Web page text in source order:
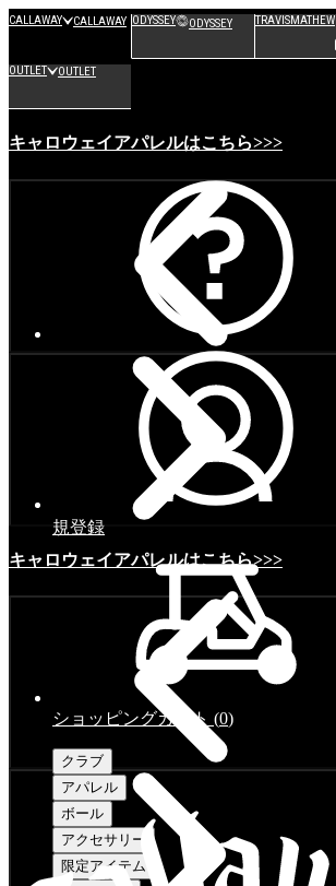
CALLAWAY CALLAWAY ODYSSEY ODYSSEY TRAVISMATHEW
OUTLET OUTLET
キャロウェイアパレルはこちら>>>
キャロウェイアパレルはこちら>>>
規登録
ショッピングカート (0)
クラブ
アパレル
ボール
アクセサリー
限定アイテム